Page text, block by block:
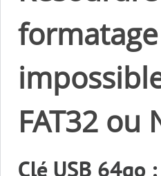
formatage
FAT32 ou
Clé USB 64go